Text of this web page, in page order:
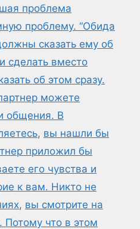
проблема
проблему. “Обида
сказать ему об
сделать вместо
об этом сразу.
можете
общения. В
, вы нашли бы
приложил бы
его чувства и
к вам. Никто не
, вы смотрите на
Потому что в этом